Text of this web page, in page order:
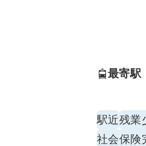
最寄駅
駅近残業
社会保険